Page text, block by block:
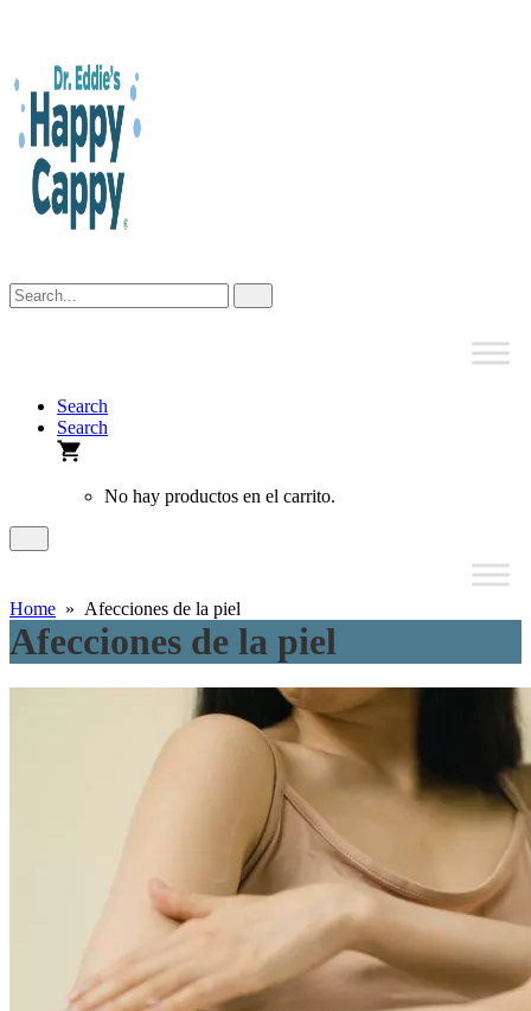
content
Search
Search
No hay productos en el carrito.
Home » Afecciones de la piel
Afecciones de la piel